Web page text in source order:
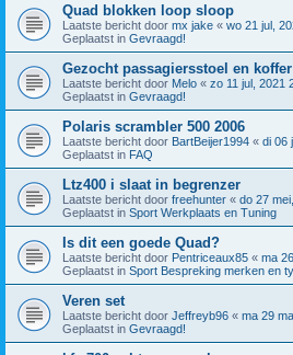
Quad blokken loop sloop
Laatste bericht door mx jake « wo 21 jul,
Geplaatst in Gevraagd!
Gezocht passagiersstoel en
Laatste bericht door Melo « zo 11 jul, 2021
Geplaatst in Gevraagd!
Polaris scrambler 500 2006
Laatste bericht door BartBeijer1994 « di 06
Geplaatst in FAQ
Ltz400 i slaat in begrenzer
Laatste bericht door freehunter « do 27
Geplaatst in Sport Werkplaats en Tuning
Is dit een goede Quad?
Laatste bericht door Pentriceaux85 « ma
Geplaatst in Sport Bespreking merken en
Veren set
Laatste bericht door Jeffreyb96 « ma 29
Geplaatst in Gevraagd!